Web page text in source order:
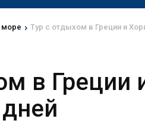
море › Тур с отдыхом в Греции и
в Греции